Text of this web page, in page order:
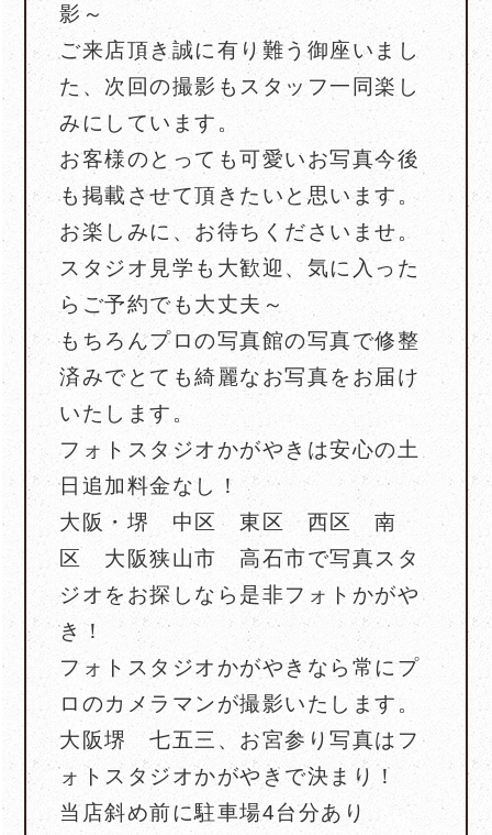
影～
ご来店頂き誠に有り難う御座いまし
た、次回の撮影もスタッフ一同楽し
みにしています。
お客様のとっても可愛いお写真今後
も掲載させて頂きたいと思います。
お楽しみに、お待ちくださいませ。
スタジオ見学も大歓迎、気に入った
らご予約でも大丈夫～
もちろんプロの写真館の写真で修整
済みでとても綺麗なお写真をお届け
いたします。
フォトスタジオかがやきは安心の土
日追加料金なし！
大阪・堺 中区 東区 西区 南
区 大阪狭山市 高石市で写真スタ
ジオをお探しなら是非フォトかがや
き！
フォトスタジオかがやきなら常にプ
ロのカメラマンが撮影いたします。
大阪堺 七五三、お宮参り写真はフ
ォトスタジオかがやきで決まり！
当店斜め前に駐車場4台分あり